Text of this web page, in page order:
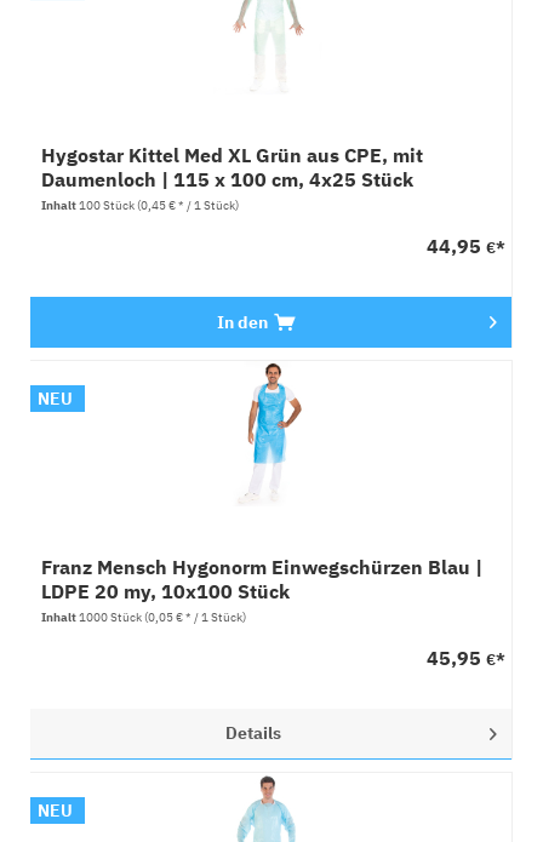
Hygostar Kittel Med XL Grün aus CPE, mit
Daumenloch | 115 x 100 cm, 4x25 Stück
Inhalt100 Stück(0,45 € * / 1 Stück)
44,95 €*
In den
NEU
Franz Mensch Hygonorm Einwegschürzen Blau |
LDPE 20 my, 10x100 Stück
Inhalt1000 Stück(0,05 € * / 1 Stück)
45,95 €*
Details
NEU